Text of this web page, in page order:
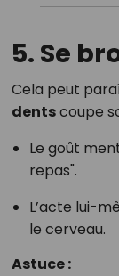
5. Se
Cela peut
dentscoupe
Le goût
repas".
L’acte lui-
le cerveau.
Astuce :